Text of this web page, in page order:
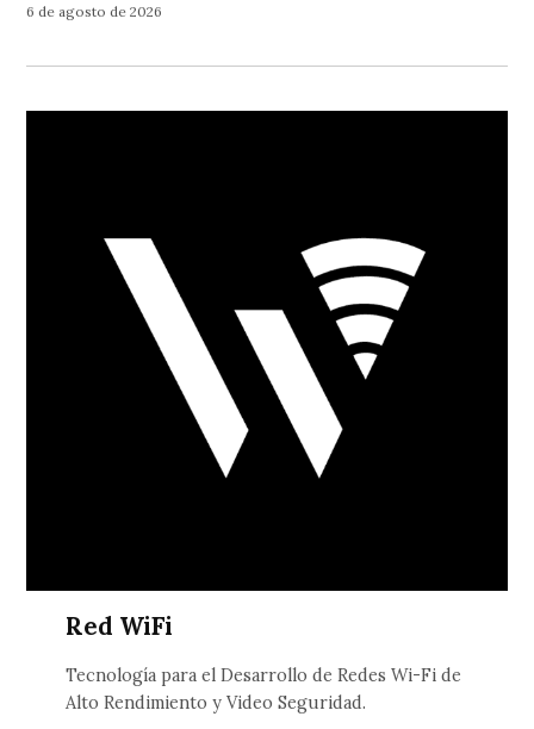
6 de agosto de 2026
Red WiFi
Tecnología para el Desarrollo de Redes Wi-Fi de
Alto Rendimiento y Video Seguridad.